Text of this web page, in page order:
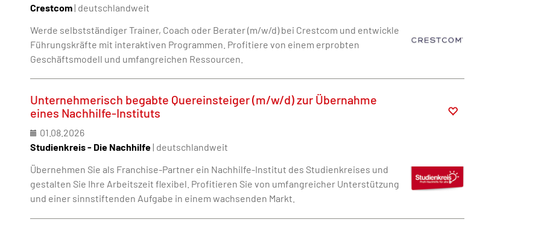
Crestcom| deutschlandweit
Werde selbstständiger Trainer, Coach oder Berater (m/w/d) bei Crestcom und entwickle
Führungskräfte mit interaktiven Programmen. Profitiere von einem erprobten
Geschäftsmodell und umfangreichen Ressourcen.
Unternehmerisch begabte Quereinsteiger (m/w/d) zur Übernahme
eines Nachhilfe-Instituts
01.08.2026
Studienkreis - Die Nachhilfe| deutschlandweit
Übernehmen Sie als Franchise-Partner ein Nachhilfe-Institut des Studienkreises und
gestalten Sie Ihre Arbeitszeit flexibel. Profitieren Sie von umfangreicher Unterstützung
und einer sinnstiftenden Aufgabe in einem wachsenden Markt.